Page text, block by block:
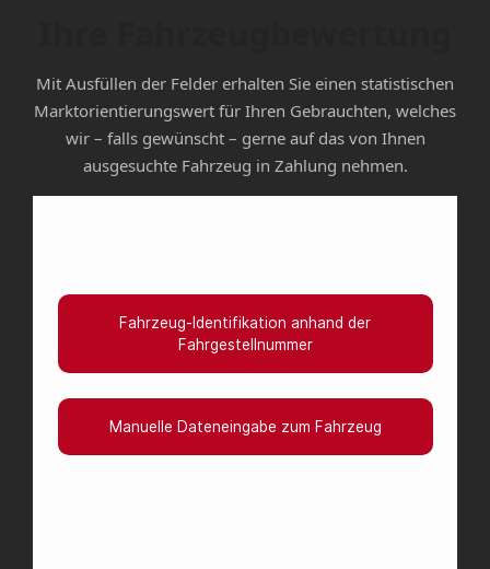
Mit Ausfüllen der Felder erhalten Sie einen statistischen
Marktorientierungswert für Ihren Gebrauchten, welches
wir – falls gewünscht – gerne auf das von Ihnen
ausgesuchte Fahrzeug in Zahlung nehmen.